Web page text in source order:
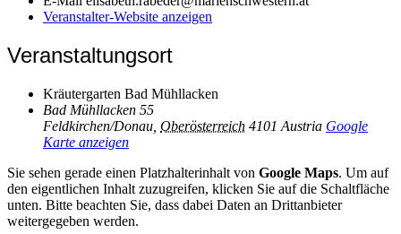
Veranstalter-Website anzeigen
Veranstaltungsort
Kräutergarten Bad Mühllacken
Bad Mühllacken 55
Feldkirchen/Donau Oberösterreich 4101 Austria Google
Karte anzeigen
Sie sehen gerade einen Platzhalterinhalt von Google Maps. Um auf
den eigentlichen Inhalt zuzugreifen, klicken Sie auf die Schaltfläche
unten. Bitte beachten Sie, dass dabei Daten an Drittanbieter
weitergegeben werden.